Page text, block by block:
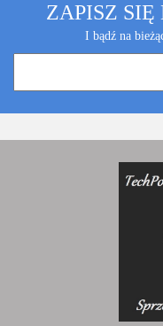
ZAPISZ SIĘ
I bądź na